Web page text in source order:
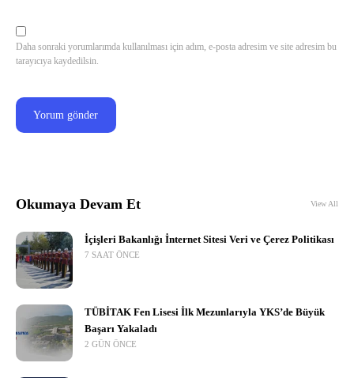
Daha sonraki yorumlarımda kullanılması için adım, e-posta adresim ve site adresim bu
tarayıcıya kaydedilsin.
Okumaya Devam Et View All
İçişleri Bakanlığı İnternet Sitesi Veri ve Çerez Politikası
7 SAAT ÖNCE
TÜBİTAK Fen Lisesi İlk Mezunlarıyla YKS’de Büyük
Başarı Yakaladı
2 GÜN ÖNCE